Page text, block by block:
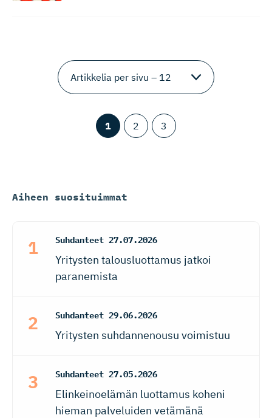
1 2 3
Aiheen suosituimmat
Suhdanteet 27.07.2026
Yritysten talousluottamus jatkoi
paranemista
Suhdanteet 29.06.2026
Yritysten suhdannenousu voimistuu
Suhdanteet 27.05.2026
Elinkeinoelämän luottamus koheni
hieman palveluiden vetämänä